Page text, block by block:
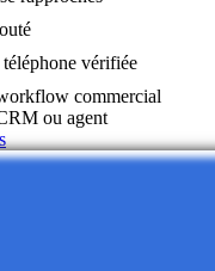
vérifiée
commercial
ou agent